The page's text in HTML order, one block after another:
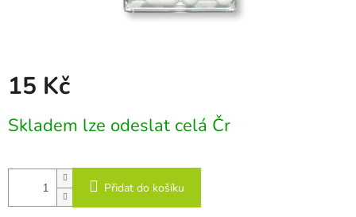
15 Kč
cena:
Skladem lze odeslat celá Čr
Přidat do košíku